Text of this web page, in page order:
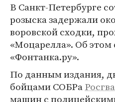
В Санкт-Петербурге
розыска задержали
воровской сходки,
«Моцарелла». Об этом
«Фонтанка.ру».
По данным издания,
бойцами СОБРа
машин с